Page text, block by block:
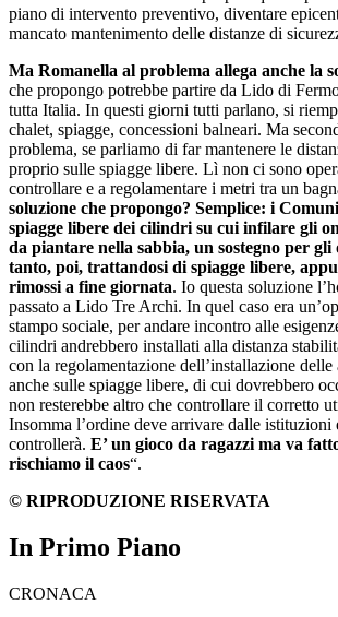
piano di intervento preventivo, diventare
mancato mantenimento delle distanze di
Ma Romanella al problema allega anche la
che propongo potrebbe partire da Lido di
tutta Italia. In questi giorni tutti parlano, si
chalet, spiagge, concessioni balneari. Ma
problema, se parliamo di far mantenere le
proprio sulle spiagge libere. Lì non ci sono
controllare e a regolamentare i metri tra un
soluzione che propongo? Semplice: i
spiagge libere dei cilindri su cui infilare gli
da piantare nella sabbia, un sostegno per
tanto, poi, trattandosi di spiagge libere,
rimossi a fine giornata. Io questa soluzione
passato a Lido Tre Archi. In quel caso era
stampo sociale, per andare incontro alle
cilindri andrebbero installati alla distanza
con la regolamentazione dell’installazione delle
anche sulle spiagge libere, di cui dovrebbero
non resterebbe altro che controllare il corretto
Insomma l’ordine deve arrivare dalle
controllerà. E’ un gioco da ragazzi ma va
rischiamo il caos“.
© RIPRODUZIONE RISERVATA
In Primo Piano
CRONACA